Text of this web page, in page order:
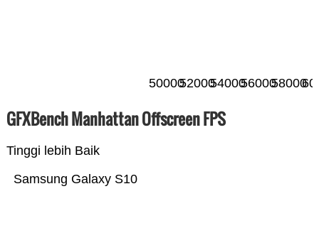
5000052000540005600058000
GFXBench Manhattan Offscreen FPS
Tinggi lebih Baik
Samsung Galaxy S10